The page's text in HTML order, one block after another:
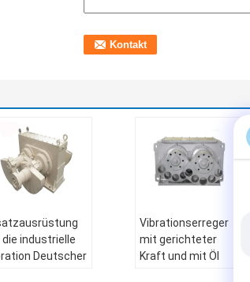
die industrielle
Deutscher
Vibrationserreger
mit gerichteter
Kraft und mit Öl